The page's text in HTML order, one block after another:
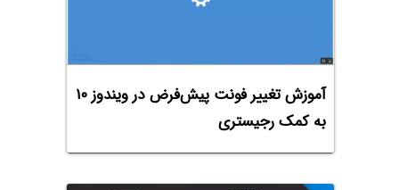
آموزش تغییر فونت پیش‌فرض در ویندوز ۱۰
به کمک رجیستری